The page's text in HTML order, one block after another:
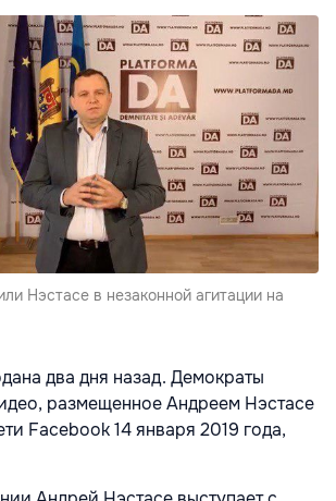
Нэстасе в незаконной агитации на
два дня назад. Демократы
размещенное Андреем Нэстасе
Facebook 14 января 2019 года,